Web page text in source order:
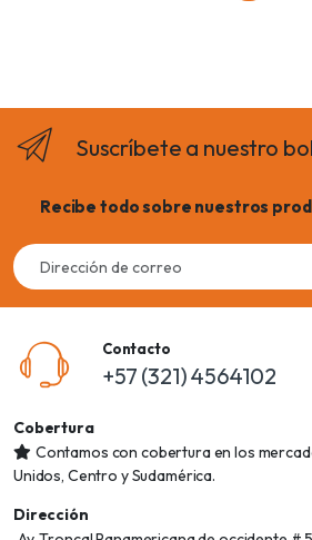
Suscríbete a nuestro
Recibe todo sobre nuestros
Email
address
Contacto
+57 (321) 4564102
Cobertura
Contamos con cobertura en los
Unidos, Centro y Sudamérica.
Dirección